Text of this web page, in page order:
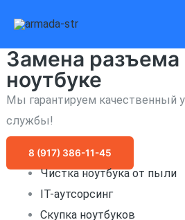
содержимому
Замена разъема
ноутбуке
Мы гарантируем качественный
службы!
8 (917) 386-11-45
Чистка ноутбука от пыли
IT-аутсорсинг
Скупка ноутбуков